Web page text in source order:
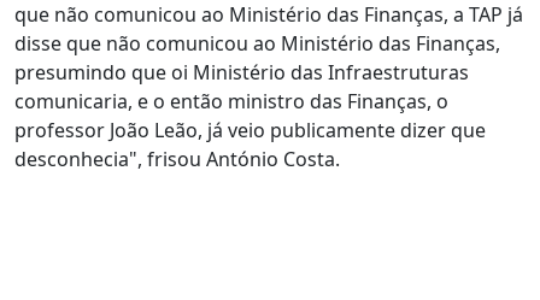
que não comunicou ao Ministério das Finanças, a TAP já
disse que não comunicou ao Ministério das Finanças,
presumindo que oi Ministério das Infraestruturas
comunicaria, e o então ministro das Finanças, o
professor João Leão, já veio publicamente dizer que
desconhecia", frisou António Costa.